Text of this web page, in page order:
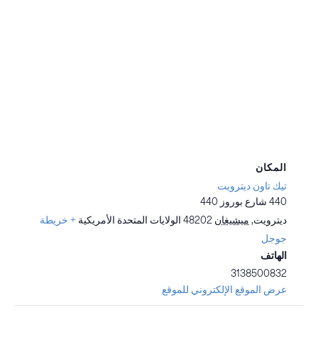
المكان
تيك تاون ديترويت
440 شارع بوروز 440
ديترويت,ميشيغان48202الولايات المتحدة الأمريكية+ خريطة
جوجل
الهاتف
3138500832
عرض الموقع الإلكتروني للموقع